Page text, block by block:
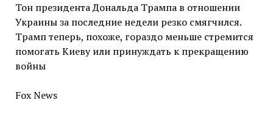
Тон президента Дональда Трампа в отношении
Украины за последние недели резко смягчился.
Трамп теперь, похоже, гораздо меньше стремится
помогать Киеву или принуждать к прекращению
войны
Fox News